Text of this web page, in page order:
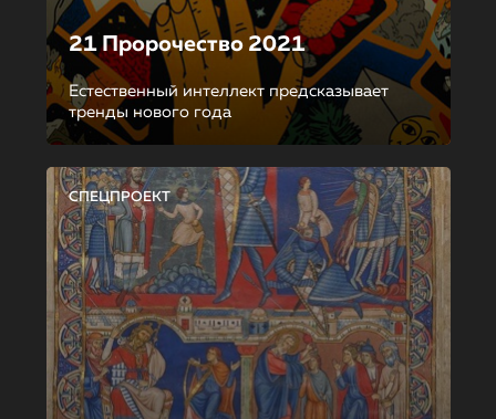
21 Пророчество 2021
Естественный интеллект предсказывает
тренды нового года
СПЕЦПРОЕКТ